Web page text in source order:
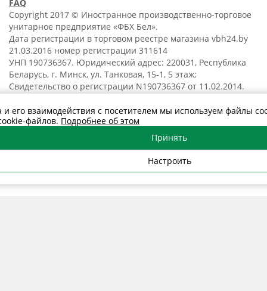
FAQ
Copyright 2017 © Иностранное производственно-торговое
унитарное предприятие «ФБХ Бел».
Дата регистрации в торговом реестре магазина vbh24.by
21.03.2016 номер регистрации 311614
УНП 190736367. Юридический адрес: 220031, Республика
Беларусь, г. Минск, ул. Танковая, 15-1, 5 этаж;
Свидетельство о регистрации N190736367 от 11.02.2014.
персональных данных
Политика в отношении
его взаимодействия с посетителем мы используем файлы
файлов. Подробнее об этом
Принять
Настроить